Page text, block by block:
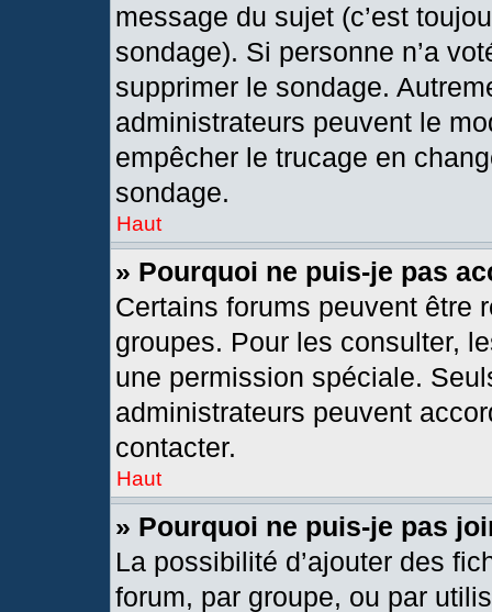
message du sujet (c’est
sondage). Si personne n’a
supprimer le sondage.
administrateurs peuvent le
empêcher le trucage en
sondage.
Haut
» Pourquoi ne puis-je pas
Certains forums peuvent être
groupes. Pour les consulter,
une permission spéciale.
administrateurs peuvent
contacter.
Haut
» Pourquoi ne puis-je pas
La possibilité d’ajouter des
forum, par groupe, ou par